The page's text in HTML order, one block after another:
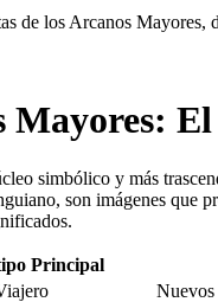
de los Arcanos
Mayores:
simbólico y más
son imágenes que
Principal
Nuevos